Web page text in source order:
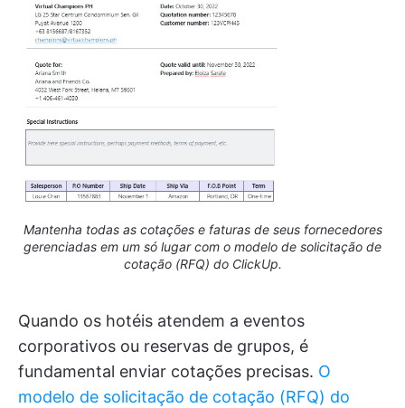
Mantenha todas as cotações e faturas de seus fornecedores
gerenciadas em um só lugar com o modelo de solicitação de
cotação (RFQ) do ClickUp.
Quando os hotéis atendem a eventos
corporativos ou reservas de grupos, é
fundamental enviar cotações precisas. O
modelo de solicitação de cotação (RFQ) do